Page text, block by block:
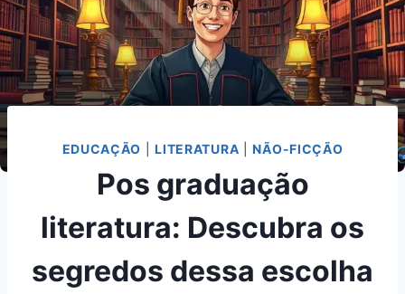
EDUCAÇÃO |LITERATURA |NÃO-FICÇÃO
Pos graduação
literatura: Descubra os
segredos dessa escolha